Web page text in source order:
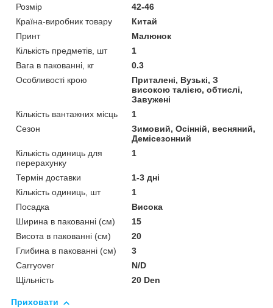
Розмір
42-46
Країна-виробник товару
Китай
Принт
Малюнок
Кількість предметів, шт
1
Вага в пакованні, кг
0.3
Особливості крою
Приталені, Вузькі, З
високою талією, обтислі,
Завужені
Кількість вантажних місць
1
Сезон
Зимовий, Осінній, весняний,
Демісезонний
Кількість одиниць для
перерахунку
1
Термін доставки
1-3 дні
Кількість одиниць, шт
1
Посадка
Висока
Ширина в пакованні (см)
15
Висота в пакованні (см)
20
Глибина в пакованні (см)
3
Сarryover
N/D
Щільність
20 Den
Приховати